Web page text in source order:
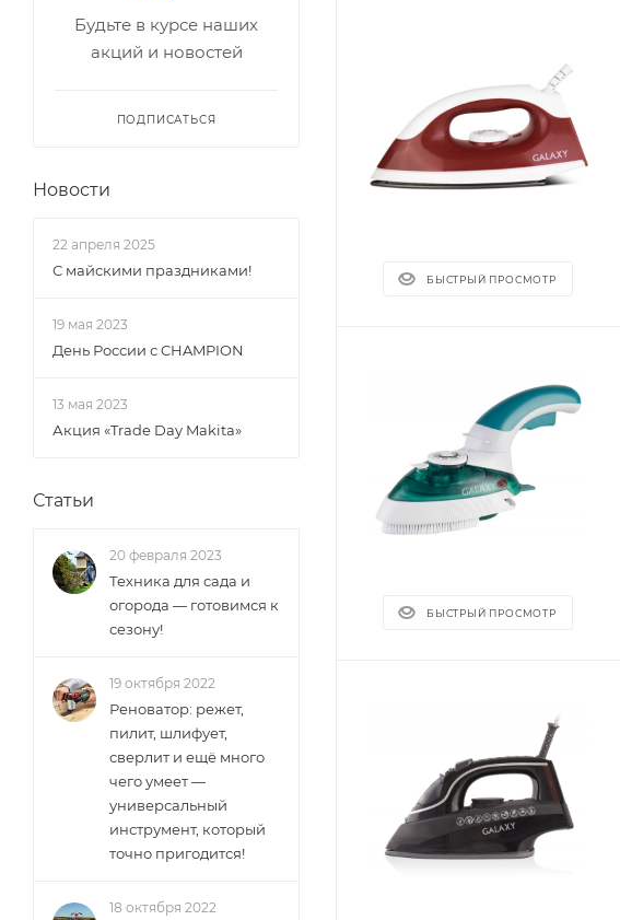
БЫСТРЫЙ ПРОСМОТР
БЫСТРЫЙ ПРОСМОТР
Будьте в курсе наших
акций и новостей
ПОДПИСАТЬСЯ
Новости
22 апреля 2025
С майскими праздниками!
19 мая 2023
День России с CHAMPION
13 мая 2023
Акция «Trade Day Makita»
Статьи
20 февраля 2023
Техника для сада и
огорода — готовимся к
сезону!
19 октября 2022
Реноватор: режет,
пилит, шлифует,
сверлит и ещё много
чего умеет —
универсальный
инструмент, который
точно пригодится!
18 октября 2022